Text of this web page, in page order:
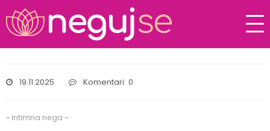
19.11.2025 Komentari: 0
~ Intimna nega ~